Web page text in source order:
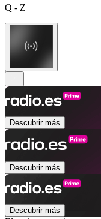
Q - Z
Descubrir más
Descubrir más
Descubrir más